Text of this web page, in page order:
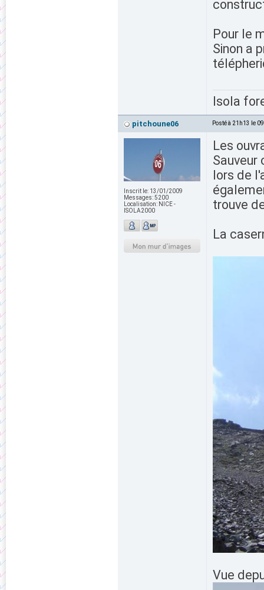
Pour le
Sinon a
Isola
pitchoune06 Posté à 21h13 le
Inscrit le: 13/01/2009
Messages:5200
Localisation: NICE -
ISOLA2000
Les
Sauveur
lors de
trouve
La
Vue